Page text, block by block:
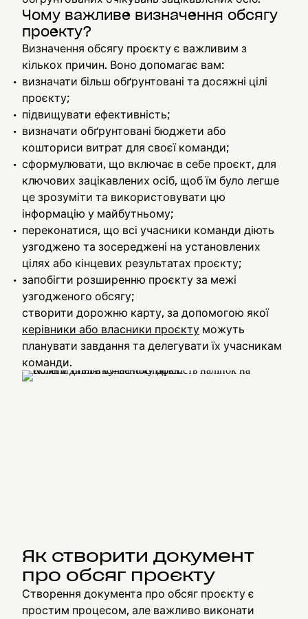
Чому важливе визначення обсягу
проекту?
Визначення обсягу проєкту є важливим з
кількох причин. Воно допомагає вам:
визначати більш обґрунтовані та досяжні цілі
проєкту;
підвищувати ефективність;
визначати обґрунтовані бюджети або
кошториси витрат для своєї команди;
сформулювати, що включає в себе проєкт, для
ключових зацікавлених осіб, щоб їм було легше
це зрозуміти та використовувати цю
інформацію у майбутньому;
переконатися, що всі учасники команди діють
узгоджено та зосереджені на установлених
цілях або кінцевих результатах проєкту;
запобігти розширенню проєкту за межі
узгодженого обсягу;
створити дорожню карту, за допомогою якої
керівники або власники проєкту можуть
планувати завдання та делегувати їх учасникам
команди.
Як створити документ
про обсяг проєкту
Створення документа про обсяг проєкту є
простим процесом, але важливо виконати